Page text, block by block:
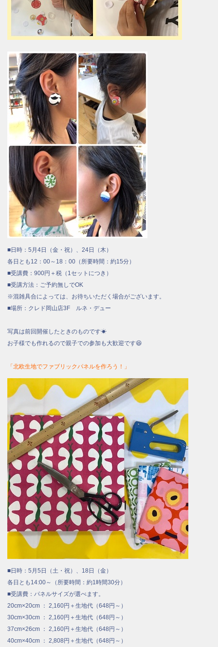
■日時：5月4日（金・祝）、24日（木）
各日とも12：00～18：00（所要時間：約15分）
■受講費：900円＋税（1セットにつき）
■受講方法：ご予約無しでOK
※混雑具合によっては、お待ちいただく場合がございます。
■場所：クレド岡山店3F ルネ・デュー
写真は前回開催したときのものです☀
お子様でも作れるので親子での参加も大歓迎です😆
「北欧生地でファブリックパネルを作ろう！」
■日時：5月5日（土・祝）、18日（金）
各日とも14:00～（所要時間：約1時間30分）
■受講費：パネルサイズが選べます。
20cm×20cm ： 2,160円＋生地代（648円～）
30cm×30cm ： 2,160円＋生地代（648円～）
37cm×26cm ： 2,160円＋生地代（648円～）
40cm×40cm ： 2,808円＋生地代（648円～）